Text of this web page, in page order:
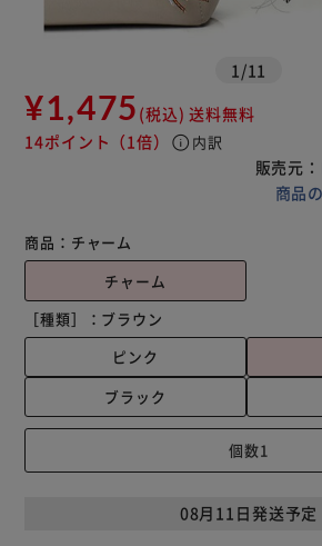
1 /11
¥1,475 (税込) 送料無料
14ポイント （1倍） info 内訳
販売元：
商品
商品： チャーム
チャーム
［種類］： ブラウン
ピンク
ブラック
08月11日発送予定